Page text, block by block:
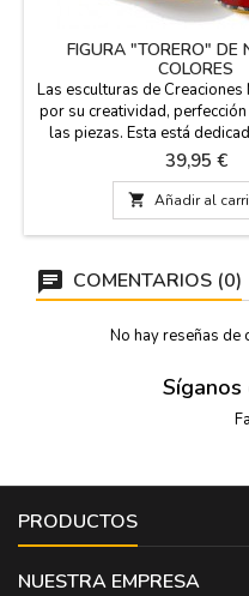
FIGURA "TORERO" DE
COLORES
Las esculturas de Creaciones
por su creatividad,
las piezas. Esta está
Estas piezas son series
con número de serie y
autenticidad). Están
blanco o en azul oscuro.
alto
Precio
39,95 €
 Añadir al
COMENTARIOS (0)
No hay reseñas de
Síganos
PRODUCTOS
NUESTRA EMPRESA